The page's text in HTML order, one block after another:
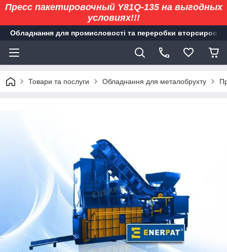
Пресс пакетировочный Y81Q-135 на выгодных
условиях!!!
Обладнання для промисловості та переробки
Товари та послуги Обладнання для металобрухту